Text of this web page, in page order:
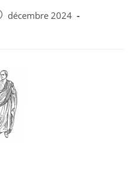
décembre 2024